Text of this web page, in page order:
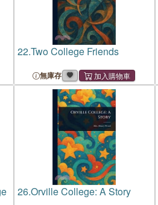
22.Two College Friends
無庫存
26.Orville College: A Story